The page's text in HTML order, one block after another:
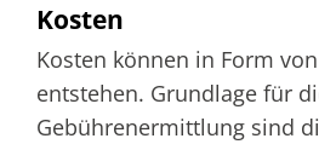
Kosten
Kosten können in Form
entstehen. Grundlage für
Gebührenermittlung sind